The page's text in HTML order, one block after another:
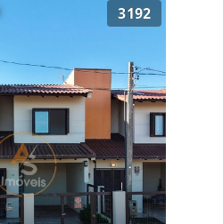
3192